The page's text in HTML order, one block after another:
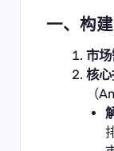
一、构
市
核心
（